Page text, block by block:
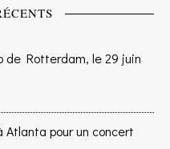
de Rotterdam, le 29 juin
Atlanta pour un concert